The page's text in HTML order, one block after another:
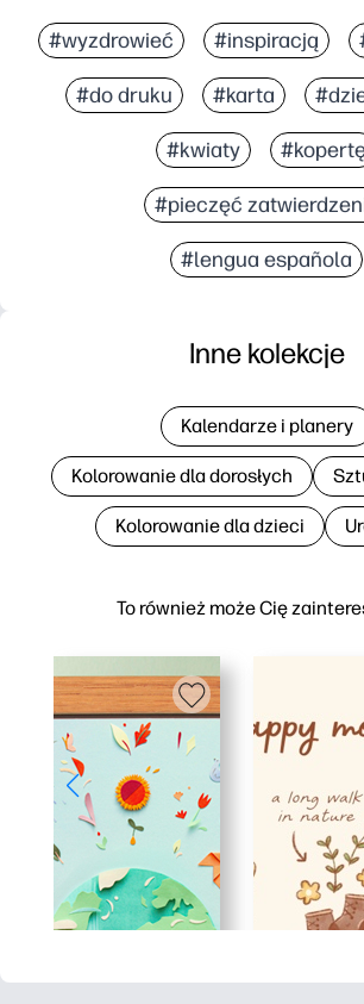
#wyzdrowieć #inspiracją
#do druku #karta
#kwiaty
#pieczęć
#lengua española
To również może Cię
Inne kolekcje
Kalendarze i planery
Kolorowanie dla dorosłych
Kolorowanie dla dzieci